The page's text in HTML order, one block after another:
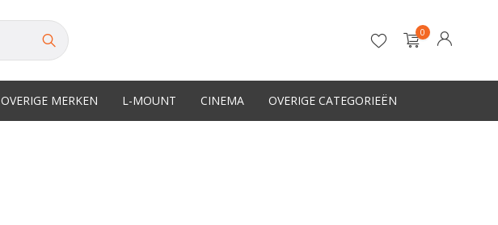
0
OVERIGE MERKEN L-MOUNT CINEMA OVERIGE CATEGORIEËN